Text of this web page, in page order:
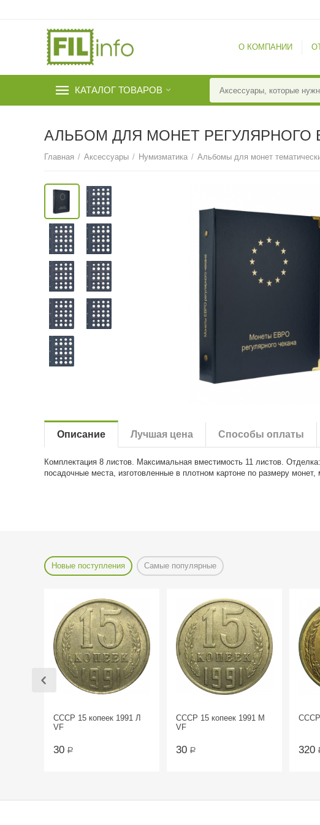
О КОМПАНИИ
КАТАЛОГ ТОВАРОВ
АЛЬБОМ ДЛЯ МОНЕТ
Главная / Аксессуары / Нумизматика / Альбомы для монет
Описание Лучшая цена Способы оплаты
Комплектация 8 листов. Максимальная вместимость 11 листов.
посадочные места, изготовленные в плотном картоне по размеру
Новые поступления Самые популярные
СССР 15 копеек 1991 Л
VF
30 Р
СССР 15 копеек 1991 М
VF
30 Р
СССР
320